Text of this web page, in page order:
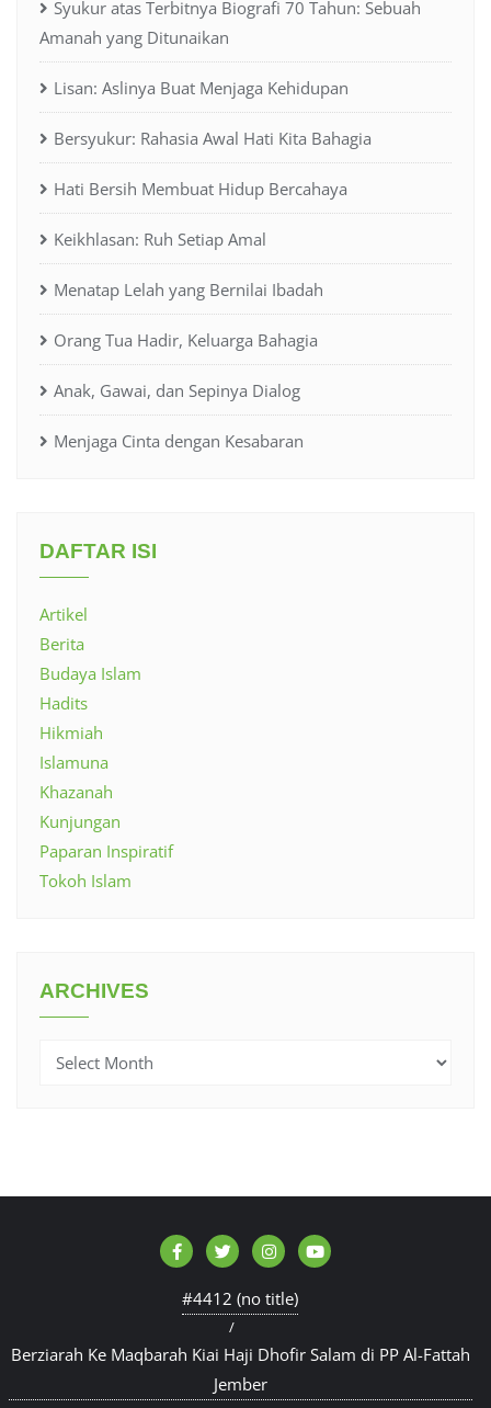
Syukur atas Terbitnya Biografi 70 Tahun: Sebuah
Amanah yang Ditunaikan
Lisan: Aslinya Buat Menjaga Kehidupan
Bersyukur: Rahasia Awal Hati Kita Bahagia
Hati Bersih Membuat Hidup Bercahaya
Keikhlasan: Ruh Setiap Amal
Menatap Lelah yang Bernilai Ibadah
Orang Tua Hadir, Keluarga Bahagia
Anak, Gawai, dan Sepinya Dialog
Menjaga Cinta dengan Kesabaran
DAFTAR ISI
Artikel
Berita
Budaya Islam
Hadits
Hikmiah
Islamuna
Khazanah
Kunjungan
Paparan Inspiratif
Tokoh Islam
ARCHIVES
Archives
#4412 (no title)
Berziarah Ke Maqbarah Kiai Haji Dhofir Salam di PP Al-Fattah
Jember